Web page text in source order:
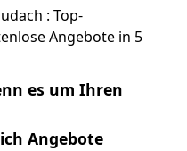
: Top-
Angebote in 5
es um Ihren
Angebote